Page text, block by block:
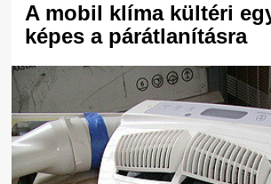
A mobil klíma kültéri
képes a párátlanításra